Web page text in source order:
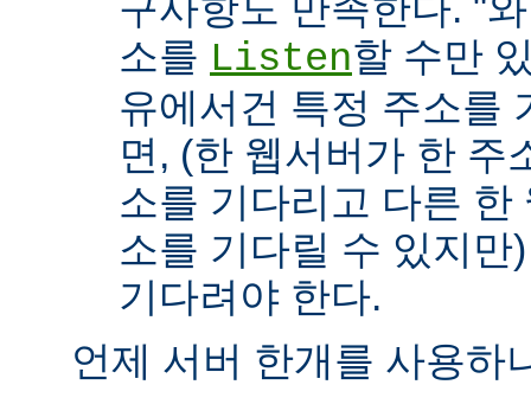
소를 Listen할 수만
유에서건 특정 주소를
면, (한 웹서버가 한 주
소를 기다리고 다른 한
소를 기다릴 수 있지
기다려야 한다.
언제 서버 한개를 사용하